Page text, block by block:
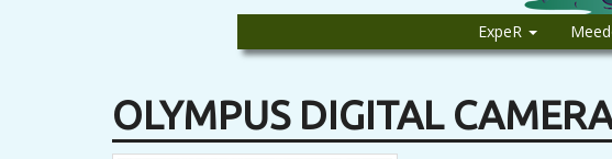
ExpeR
OLYMPUS DIGITAL